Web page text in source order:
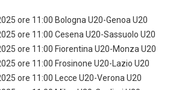
ore 11:00 Bologna U20-Genoa U20
ore 11:00 Cesena U20-Sassuolo U20
ore 11:00 Fiorentina U20-Monza U20
ore 11:00 Frosinone U20-Lazio U20
ore 11:00 Lecce U20-Verona U20